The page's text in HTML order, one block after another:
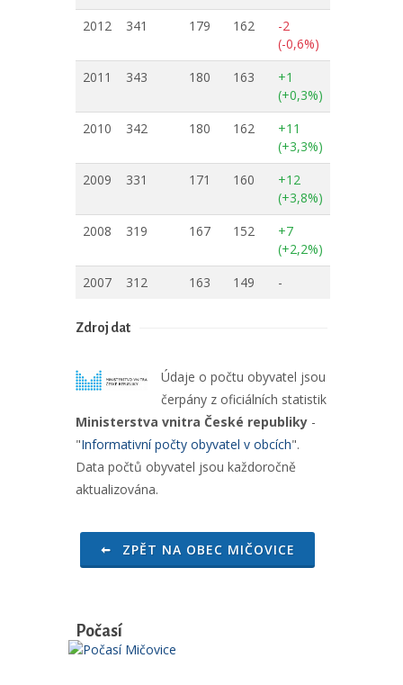
2012
341 179 162
-2
(-0,6%)
2011
343 180 163
+1
(+0,3%)
2010
342 180 162
+11
(+3,3%)
2009
331 171 160
+12
(+3,8%)
2008
319 167 152
+7
(+2,2%)
2007
312 163 149 -
Zdroj dat
Údaje o počtu obyvatel jsou
čerpány z oficiálních statistik
Ministerstva vnitra České republiky -
"Informativní počty obyvatel v obcích".
Data počtů obyvatel jsou každoročně
aktualizována.
ZPĚT NA OBEC MIČOVICE
Počasí